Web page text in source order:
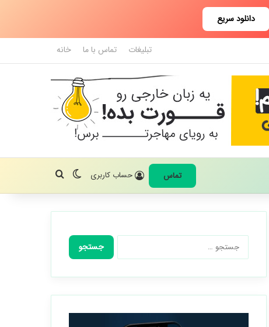
دانلود سریع
تبلیغات تماس با ما خانه
تماس حساب کاربری تغییر پوسته
جستجو برای
جستجو
برای: